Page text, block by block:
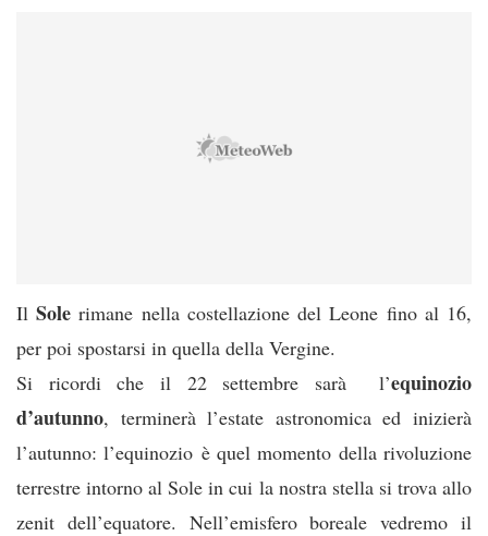
IlSole rimane nella costellazione del Leone fino al 16,
per poi spostarsi in quella della Vergine.
Si ricordi che il 22 settembre sarà l’equinozio
d’autunno, terminerà l’estate astronomica ed inizierà
l’autunno: l’equinozio è quel momento della rivoluzione
terrestre intorno al Sole in cui la nostra stella si trova allo
zenit dell’equatore. Nell’emisfero boreale vedremo il